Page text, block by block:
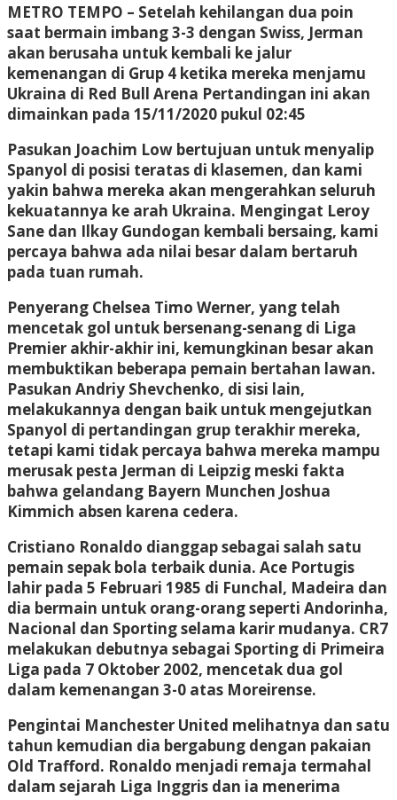
METRO TEMPO – Setelah kehilangan dua poin
saat bermain imbang 3-3 dengan Swiss, Jerman
akan berusaha untuk kembali ke jalur
kemenangan di Grup 4 ketika mereka menjamu
Ukraina di Red Bull Arena Pertandingan ini akan
dimainkan pada 15/11/2020 pukul 02:45
Pasukan Joachim Low bertujuan untuk menyalip
Spanyol di posisi teratas di klasemen, dan kami
yakin bahwa mereka akan mengerahkan seluruh
kekuatannya ke arah Ukraina. Mengingat Leroy
Sane dan Ilkay Gundogan kembali bersaing, kami
percaya bahwa ada nilai besar dalam bertaruh
pada tuan rumah.
Penyerang Chelsea Timo Werner, yang telah
mencetak gol untuk bersenang-senang di Liga
Premier akhir-akhir ini, kemungkinan besar akan
membuktikan beberapa pemain bertahan lawan.
Pasukan Andriy Shevchenko, di sisi lain,
melakukannya dengan baik untuk mengejutkan
Spanyol di pertandingan grup terakhir mereka,
tetapi kami tidak percaya bahwa mereka mampu
merusak pesta Jerman di Leipzig meski fakta
bahwa gelandang Bayern Munchen Joshua
Kimmich absen karena cedera.
Cristiano Ronaldo dianggap sebagai salah satu
pemain sepak bola terbaik dunia. Ace Portugis
lahir pada 5 Februari 1985 di Funchal, Madeira dan
dia bermain untuk orang-orang seperti Andorinha,
Nacional dan Sporting selama karir mudanya. CR7
melakukan debutnya sebagai Sporting di Primeira
Liga pada 7 Oktober 2002, mencetak dua gol
dalam kemenangan 3-0 atas Moreirense.
Pengintai Manchester United melihatnya dan satu
tahun kemudian dia bergabung dengan pakaian
Old Trafford. Ronaldo menjadi remaja termahal
dalam sejarah Liga Inggris dan ia menerima